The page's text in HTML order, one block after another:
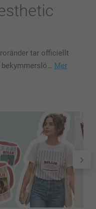
tar officiellt
bekymmerslö… Mer